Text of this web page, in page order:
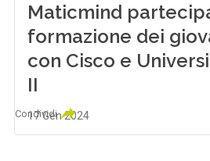
Maticmind
formazione dei
con Cisco e
II
17 Gen 2024
Condividi